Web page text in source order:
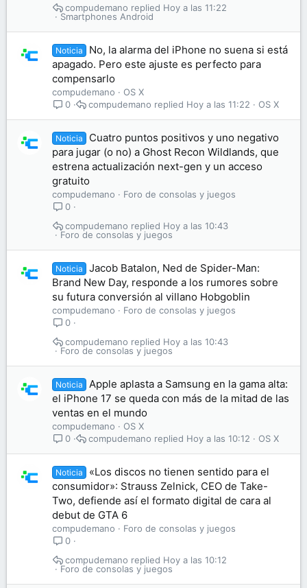
Smartphones Android
Hoy a las 11:22
compudemano
Noticia
No, la alarma del iPhone no suena si está
apagado. Pero este ajuste es perfecto para
compensarlo
compudemano
OS X
0
OS X
Hoy a las 11:22
compudemano
Noticia
Cuatro puntos positivos y uno negativo
para jugar (o no) a Ghost Recon Wildlands, que
estrena actualización next-gen y un acceso
gratuito
compudemano
Foro de consolas y juegos
0
Foro de consolas y juegos
Hoy a las 10:43
compudemano
Noticia
Jacob Batalon, Ned de Spider-Man:
Brand New Day, responde a los rumores sobre
su futura conversión al villano Hobgoblin
compudemano
Foro de consolas y juegos
0
Foro de consolas y juegos
Hoy a las 10:43
compudemano
Noticia
Apple aplasta a Samsung en la gama alta:
el iPhone 17 se queda con más de la mitad de las
ventas en el mundo
compudemano
OS X
0
OS X
Hoy a las 10:12
compudemano
Noticia
«Los discos no tienen sentido para el
consumidor»: Strauss Zelnick, CEO de Take-
Two, defiende así el formato digital de cara al
debut de GTA 6
compudemano
Foro de consolas y juegos
0
Foro de consolas y juegos
Hoy a las 10:12
compudemano